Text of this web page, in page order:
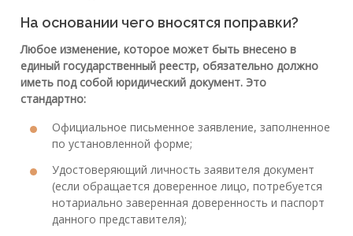
На основании чего вносятся поправки?
Любое изменение, которое может быть внесено в
единый государственный реестр, обязательно должно
иметь под собой юридический документ. Это
стандартно:
Официальное письменное заявление, заполненное
по установленной форме;
Удостоверяющий личность заявителя документ
(если обращается доверенное лицо, потребуется
нотариально заверенная доверенность и паспорт
данного представителя);